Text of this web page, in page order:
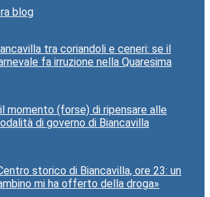
blog
tra coriandoli e ceneri: se il
fa irruzione nella Quaresima
momento (forse) di ripensare alle
di governo di Biancavilla
storico di Biancavilla, ore 23: un
mi ha offerto della droga»